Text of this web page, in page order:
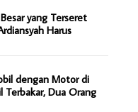
yang Terseret
Harus
dengan Motor di
Terbakar, Dua Orang